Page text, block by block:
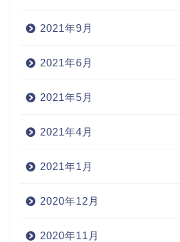
2021年9月
2021年6月
2021年5月
2021年4月
2021年1月
2020年12月
2020年11月